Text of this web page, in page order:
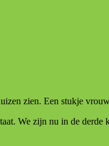
zien. Een stukje
We zijn nu in de derde